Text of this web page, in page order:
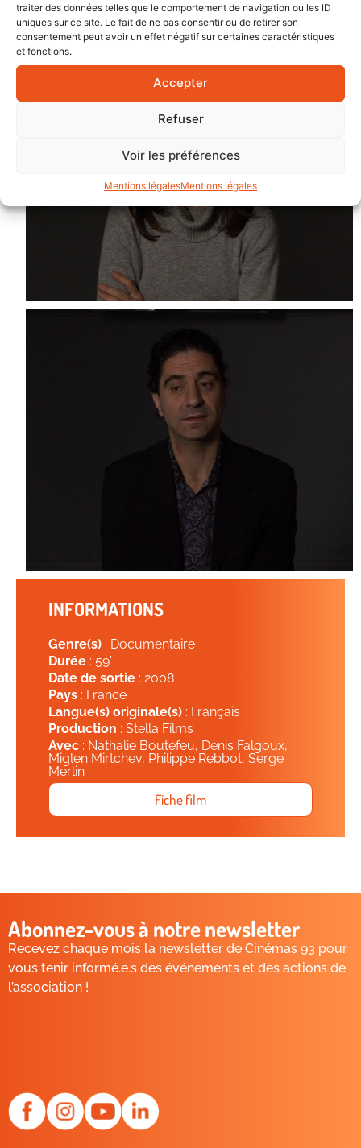
traiter des données telles que le comportement de navigation ou les ID
uniques sur ce site. Le fait de ne pas consentir ou de retirer son
consentement peut avoir un effet négatif sur certaines caractéristiques
et fonctions.
Accepter
Refuser
Voir les préférences
Mentions légalesMentions légales
INFORMATIONS
Genre(s) : Documentaire
Durée : 59'
Date de sortie : 2008
Pays : France
Langue(s) originale(s) : Français
Production : Stella Films
Avec : Nathalie Boutefeu, Denis Falgoux,
Miglen Mirtchev, Philippe Rebbot, Serge
Merlin
Fiche film
Abonnez-vous à notre newsletter
Recevez chaque mois la newsletter de Cinémas 93 pour
vous tenir informé.e.s des événements et des actions de
l’association !